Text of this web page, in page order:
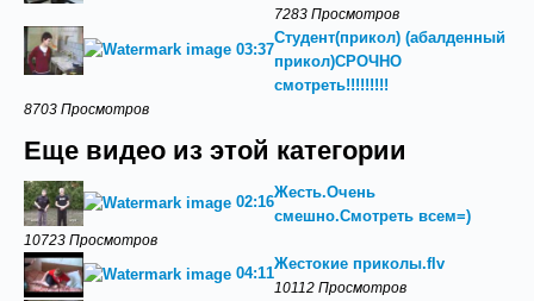
7283 Просмотров
03:37
Студент(прикол) (абалденный
прикол)СРОЧНО
смотреть!!!!!!!!!
8703 Просмотров
Еще видео из этой категории
02:16
Жесть.Очень
смешно.Смотреть всем=)
10723 Просмотров
04:11
Жестокие приколы.flv
10112 Просмотров